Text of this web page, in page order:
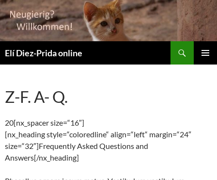
Elí Diez-Prida online
Z-F. A- Q.
20[nx_spacer size=“16″]
[nx_heading style=“coloredline“ align=“left“ margin=“24″
size=“32″]Frequently Asked Questions and
Answers[/nx_heading]